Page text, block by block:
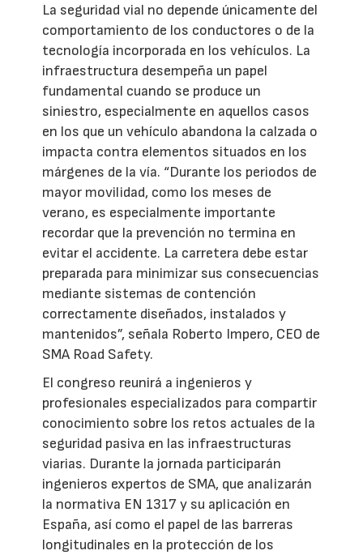
La seguridad vial no depende únicamente del
comportamiento de los conductores o de la
tecnología incorporada en los vehículos. La
infraestructura desempeña un papel
fundamental cuando se produce un
siniestro, especialmente en aquellos casos
en los que un vehículo abandona la calzada o
impacta contra elementos situados en los
márgenes de la vía. “Durante los periodos de
mayor movilidad, como los meses de
verano, es especialmente importante
recordar que la prevención no termina en
evitar el accidente. La carretera debe estar
preparada para minimizar sus consecuencias
mediante sistemas de contención
correctamente diseñados, instalados y
mantenidos”, señala Roberto Impero, CEO de
SMA Road Safety.
El congreso reunirá a ingenieros y
profesionales especializados para compartir
conocimiento sobre los retos actuales de la
seguridad pasiva en las infraestructuras
viarias. Durante la jornada participarán
ingenieros expertos de SMA, que analizarán
la normativa EN 1317 y su aplicación en
España, así como el papel de las barreras
longitudinales en la protección de los